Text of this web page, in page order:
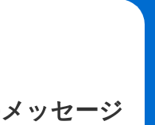
ッセージ